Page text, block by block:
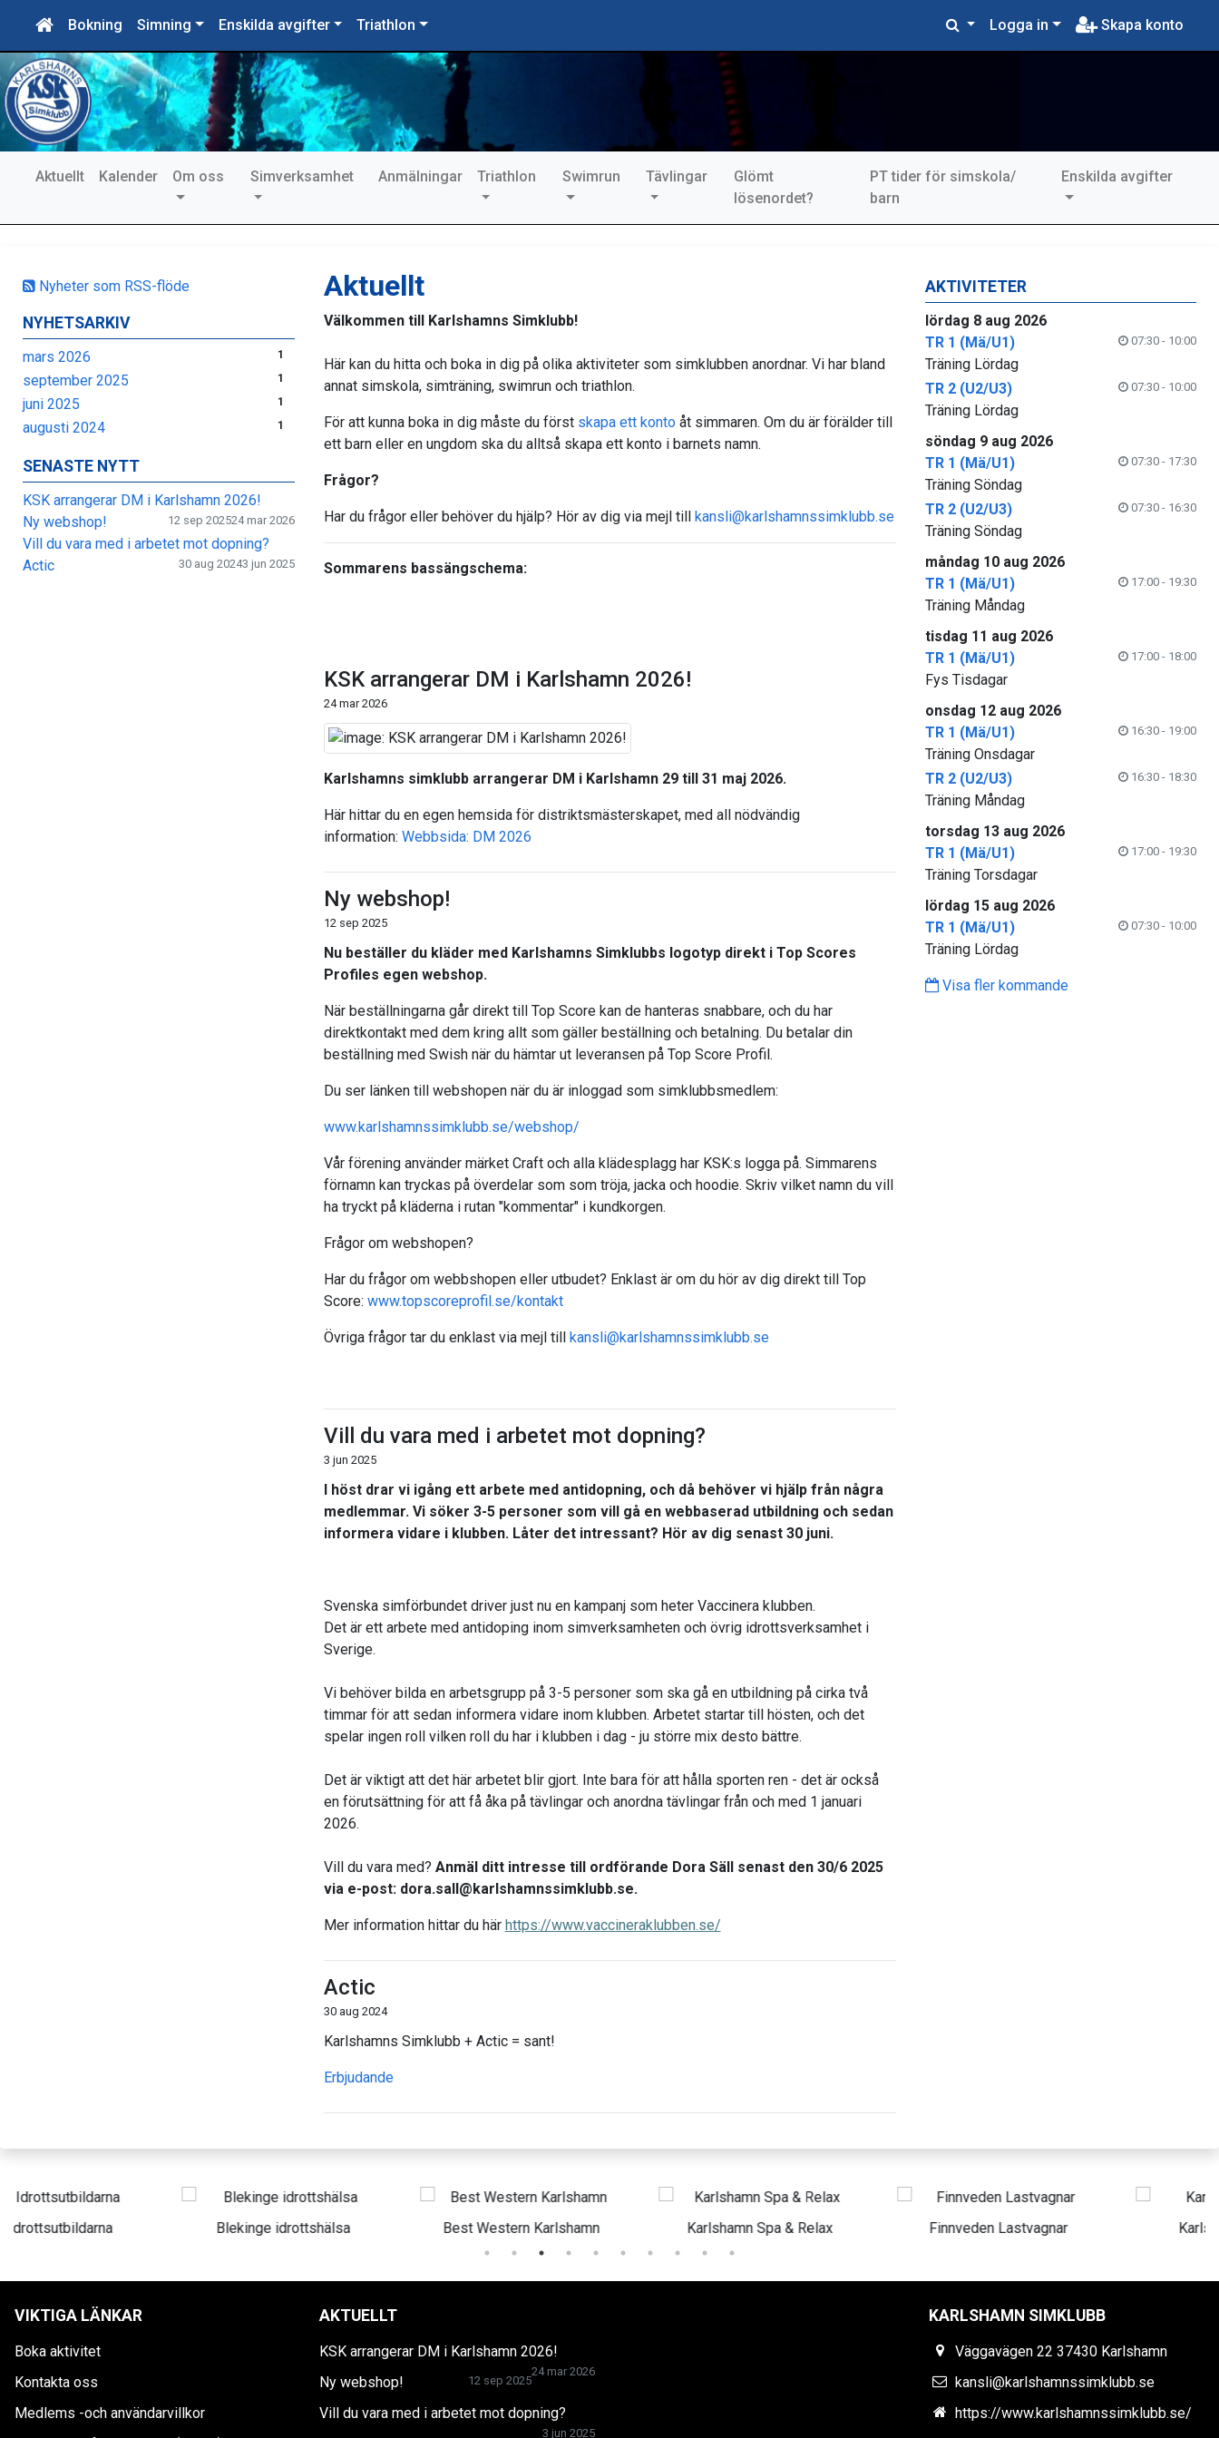
Bokning Simning Enskilda avgifter Triathlon Logga in Skapa konto
Aktuellt Kalender Om oss Simverksamhet Anmälningar Triathlon Swimrun Tävlingar
Glömt
lösenordet?
PT tider för simskola/
barn
Enskilda avgifter
Nyheter som RSS-flöde
NYHETSARKIV
mars 2026 1
september 2025 1
juni 2025 1
augusti 2024 1
SENASTE NYTT
KSK arrangerar DM i Karlshamn 2026!
24 mar 2026
Ny webshop! 12 sep 2025
Vill du vara med i arbetet mot dopning?
3 jun 2025
Actic 30 aug 2024
Aktuellt
Välkommen till Karlshamns Simklubb!
Här kan du hitta och boka in dig på olika aktiviteter som simklubben anordnar. Vi har bland
annat simskola, simträning, swimrun och triathlon.
För att kunna boka in dig måste du först skapa ett kontoåt simmaren. Om du är förälder till
ett barn eller en ungdom ska du alltså skapa ett konto i barnets namn.
Frågor?
Har du frågor eller behöver du hjälp? Hör av dig via mejl till kansli@karlshamnssimklubb.se
Sommarens bassängschema:
KSK arrangerar DM i Karlshamn 2026!
24 mar 2026
Karlshamns simklubb arrangerar DM i Karlshamn 29 till 31 maj 2026.
Här hittar du en egen hemsida för distriktsmästerskapet, med all nödvändig
information: Webbsida: DM 2026
Ny webshop!
12 sep 2025
Nu beställer du kläder med Karlshamns Simklubbs logotyp direkt i Top Scores
Profiles egen webshop.
När beställningarna går direkt till Top Score kan de hanteras snabbare, och du har
direktkontakt med dem kring allt som gäller beställning och betalning. Du betalar din
beställning med Swish när du hämtar ut leveransen på Top Score Profil.
Du ser länken till webshopen när du är inloggad som simklubbsmedlem:
www.karlshamnssimklubb.se/webshop/
Vår förening använder märket Craft och alla klädesplagg har KSK:s logga på. Simmarens
förnamn kan tryckas på överdelar som som tröja, jacka och hoodie. Skriv vilket namn du vill
ha tryckt på kläderna i rutan "kommentar" i kundkorgen.
Frågor om webshopen?
Har du frågor om webbshopen eller utbudet? Enklast är om du hör av dig direkt till Top
Score: www.topscoreprofil.se/kontakt
Övriga frågor tar du enklast via mejl tillkansli@karlshamnssimklubb.se
Vill du vara med i arbetet mot dopning?
3 jun 2025
I höst drar vi igång ett arbete med antidopning, och då behöver vi hjälp från några
medlemmar. Vi söker 3-5 personer som vill gå en webbaserad utbildning och sedan
informera vidare i klubben. Låter det intressant? Hör av dig senast 30 juni.
Svenska simförbundet driver just nu en kampanj som heter Vaccinera klubben.
Det är ett arbete med antidoping inom simverksamheten och övrig idrottsverksamhet i
Sverige.
Vi behöver bilda en arbetsgrupp på 3-5 personer som ska gå en utbildning på cirka två
timmar för att sedan informera vidare inom klubben. Arbetet startar till hösten, och det
spelar ingen roll vilken roll du har i klubben i dag - ju större mix desto bättre.
Det är viktigt att det här arbetet blir gjort. Inte bara för att hålla sporten ren - det är också
en förutsättning för att få åka på tävlingar och anordna tävlingar från och med 1 januari
2026.
Vill du vara med? Anmäl ditt intresse till ordförande Dora Säll senast den 30/6 2025
via e-post: dora.sall@karlshamnssimklubb.se.
Mer information hittar du här https://www.vaccineraklubben.se/
Actic
30 aug 2024
Karlshamns Simklubb + Actic = sant!
Erbjudande
AKTIVITETER
lördag 8 aug 2026
TR 1 (Mä/U1)
07:30 - 10:00
Träning Lördag
TR 2 (U2/U3)
07:30 - 10:00
Träning Lördag
söndag 9 aug 2026
TR 1 (Mä/U1)
07:30 - 17:30
Träning Söndag
TR 2 (U2/U3)
07:30 - 16:30
Träning Söndag
måndag 10 aug 2026
TR 1 (Mä/U1)
17:00 - 19:30
Träning Måndag
tisdag 11 aug 2026
TR 1 (Mä/U1)
17:00 - 18:00
Fys Tisdagar
onsdag 12 aug 2026
TR 1 (Mä/U1)
16:30 - 19:00
Träning Onsdagar
TR 2 (U2/U3)
16:30 - 18:30
Träning Måndag
torsdag 13 aug 2026
TR 1 (Mä/U1)
17:00 - 19:30
Träning Torsdagar
lördag 15 aug 2026
TR 1 (Mä/U1)
07:30 - 10:00
Träning Lördag
Visa fler kommande
Blekinge idrottshälsa Best Western Karlshamn Karlshamn Spa & Relax Finnveden Lastvagnar Karlshamns Energi
VIKTIGA LÄNKAR
Boka aktivitet
Kontakta oss
Medlems -och användarvillkor
AKTUELLT
KSK arrangerar DM i Karlshamn 2026!
24 mar 2026
Ny webshop! 12 sep 2025
Vill du vara med i arbetet mot dopning?
3 jun 2025
KARLSHAMN SIMKLUBB
Väggavägen 22 37430 Karlshamn
kansli@karlshamnssimklubb.se
https://www.karlshamnssimklubb.se/